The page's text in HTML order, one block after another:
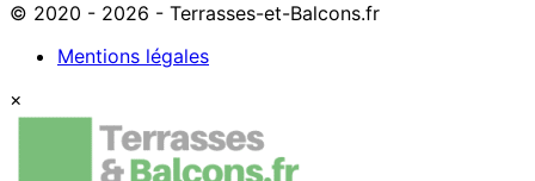
© 2020 - 2026 - Terrasses-et-Balcons.fr
Mentions légales
×